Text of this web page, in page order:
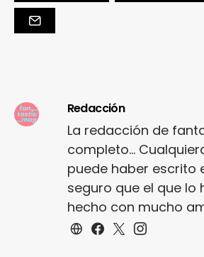
Redacción
La redacción de
completo...
puede haber escrito
seguro que el que lo
hecho con mucho